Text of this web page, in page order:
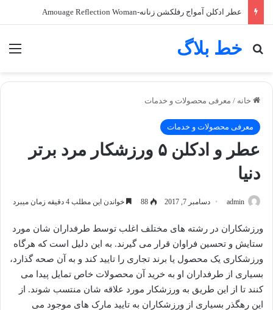
عطر ادکلن آمواج رفلکشن زنانه-Amouage Reflection Woman
خط بلاگ
جستجو برای
خانه / معرفی محصولات و خدمات
معرفی محصولات و خدمات
عطر و ادکلن ۵ ورزشکار مرد برتر
دنیا
admin دسامبر 7, 2017 88 خواندن این مطلب 4 دقیقه زمان میبرد
ورزشکاران در رشته های مختلف اغلب توسط طرفداران شان مورد
ستایش و تحسین فراوان قرار می گیرند. به این دلیل است که هرگاه
ورزشکاری یک محصول یا برند تجاری را تایید کند و به آن صحه گذارد،
بسیاری از طرفداران او به خرید آن محصولات خاص تمایل پیدا می
کنند تا از این طریق به ورزشکار مورد علاقه شان منتسب شوند. از
این رهگذر بسیاری از ورزشکاران به تایید مارک های موجود می